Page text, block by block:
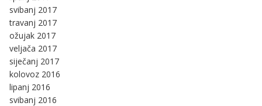
svibanj 2017
travanj 2017
ožujak 2017
veljača 2017
siječanj 2017
kolovoz 2016
lipanj 2016
svibanj 2016